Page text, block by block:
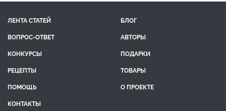
ЛЕНТА СТАТЕЙ
БЛОГ
ВОПРОС-ОТВЕТ
АВТОРЫ
КОНКУРСЫ
ПОДАРКИ
РЕЦЕПТЫ
ТОВАРЫ
ПОМОЩЬ
О ПРОЕКТЕ
КОНТАКТЫ